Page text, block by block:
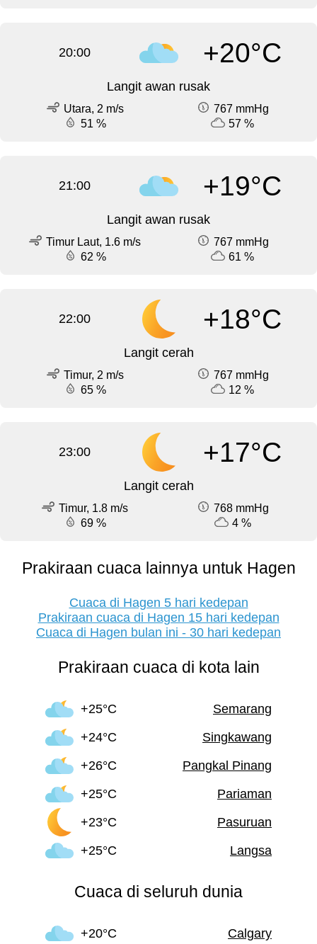
20:00 +20°C
Langit awan rusak
Utara, 2 m/s
767 mmHg
51 %
57 %
21:00 +19°C
Langit awan rusak
Timur Laut, 1.6 m/s
767 mmHg
62 %
61 %
22:00 +18°C
Langit cerah
Timur, 2 m/s
767 mmHg
65 %
12 %
23:00 +17°C
Langit cerah
Timur, 1.8 m/s
768 mmHg
69 %
4 %
Prakiraan cuaca lainnya untuk Hagen
Cuaca di Hagen 5 hari kedepan
Prakiraan cuaca di Hagen 15 hari kedepan
Cuaca di Hagen bulan ini - 30 hari kedepan
Prakiraan cuaca di kota lain
+25°C
Semarang
+24°C
Singkawang
+26°C
Pangkal Pinang
+25°C
Pariaman
+23°C
Pasuruan
+25°C
Langsa
Cuaca di seluruh dunia
+20°C Calgary